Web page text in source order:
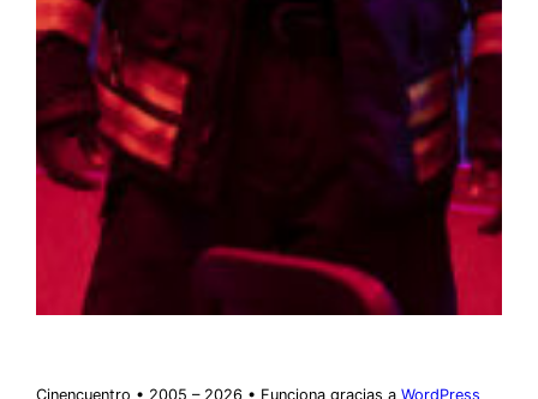
Cinencuentro • 2005 – 2026 • Funciona gracias aWordPress